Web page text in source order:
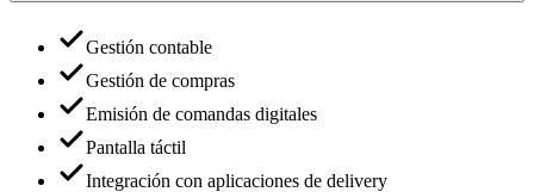
Gestión contable
Gestión de compras
Emisión de comandas digitales
Pantalla táctil
Integración con aplicaciones de delivery